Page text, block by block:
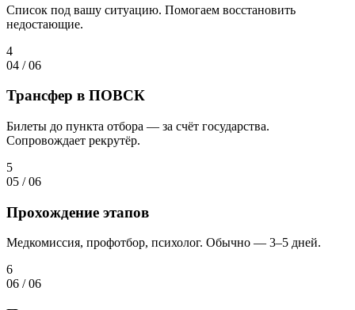
Список под вашу ситуацию. Помогаем восстановить
недостающие.
4
04 /06
Трансфер в ПОВСК
Билеты до пункта отбора — за счёт государства.
Сопровождает рекрутёр.
5
05 /06
Прохождение этапов
Медкомиссия, профотбор, психолог. Обычно — 3–5 дней.
6
06 /06